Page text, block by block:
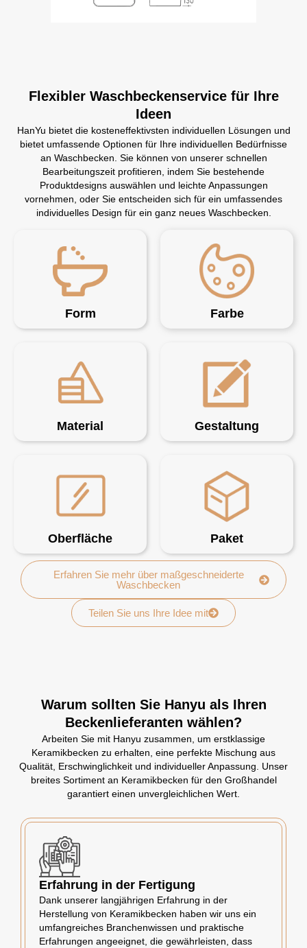
Flexibler Waschbeckenservice für Ihre
Ideen
HanYu bietet die kosteneffektivsten individuellen Lösungen und
bietet umfassende Optionen für Ihre individuellen Bedürfnisse
an Waschbecken. Sie können von unserer schnellen
Bearbeitungszeit profitieren, indem Sie bestehende
Produktdesigns auswählen und leichte Anpassungen
vornehmen, oder Sie entscheiden sich für ein umfassendes
individuelles Design für ein ganz neues Waschbecken.
Form Farbe
Material Gestaltung
Oberfläche Paket
Erfahren Sie mehr über maßgeschneiderte
Waschbecken
Teilen Sie uns Ihre Idee mit
Warum sollten Sie Hanyu als Ihren
Beckenlieferanten wählen?
Arbeiten Sie mit Hanyu zusammen, um erstklassige
Keramikbecken zu erhalten, eine perfekte Mischung aus
Qualität, Erschwinglichkeit und individueller Anpassung. Unser
breites Sortiment an Keramikbecken für den Großhandel
garantiert einen unvergleichlichen Wert.
Erfahrung in der Fertigung
Dank unserer langjährigen Erfahrung in der
Herstellung von Keramikbecken haben wir uns ein
umfangreiches Branchenwissen und praktische
Erfahrungen angeeignet, die gewährleisten, dass